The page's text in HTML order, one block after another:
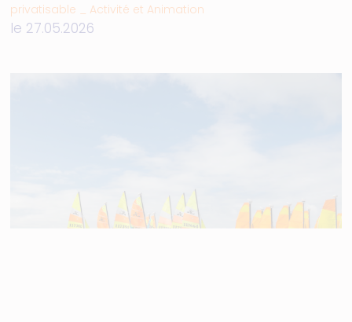
privatisable _ Activité et Animation
le 27.05.2026